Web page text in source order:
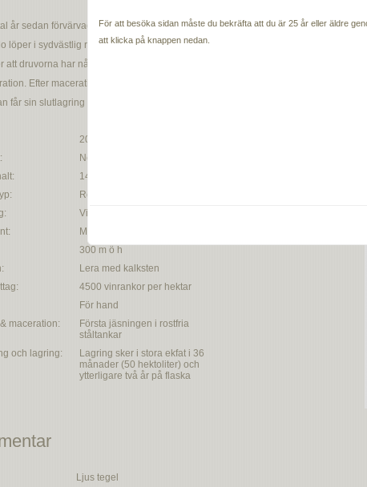
år sedan förvärvade Vittorio Monchiero en liten lott i vingården Montanello i
löper i sydvästlig riktning och jordmånen består av lera med inslag av kalksten.
att druvorna har nått sin optimala mognad skördas de varsamt för hand för att i
Efter macerationen och jäsningen som sker i rostfria ståltankar förs
får sin slutlagring i tre år med efterföljande två år på på flaska innan försäljning.
2013
Nebbiolo
14%
Rött vin
Vingården Montanello
Monchiero
300 m ö h
Lera med kalksten
4500 vinrankor per hektar
För hand
maceration:
Första jäsningen i rostfria
ståltankar
och lagring:
Lagring sker i stora ekfat i 36
månader (50 hektoliter) och
ytterligare två år på flaska
Ljus tegel
För att besöka sidan måste du bekräfta att du är 25 år eller äldre
att klicka på knappen nedan.